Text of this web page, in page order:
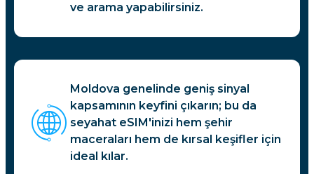
ve arama yapabilirsiniz.
Moldova genelinde geniş sinyal
kapsamının keyfini çıkarın; bu da
seyahat eSIM'inizi hem şehir
maceraları hem de kırsal keşifler için
ideal kılar.